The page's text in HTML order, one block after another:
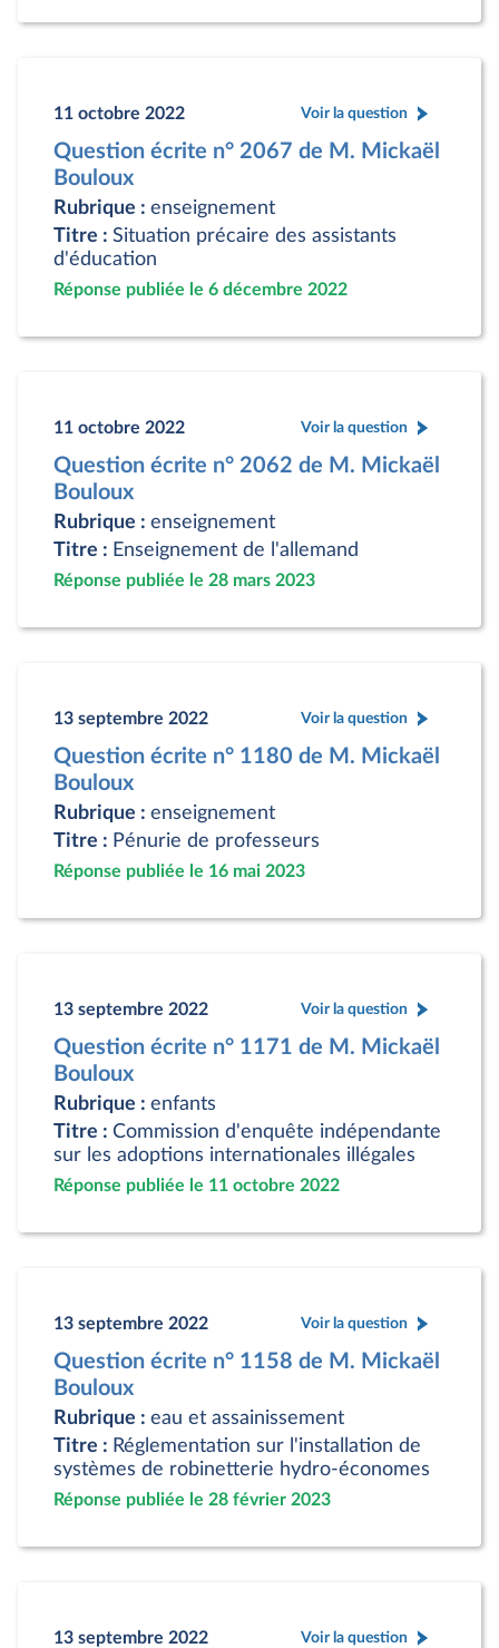
11 octobre 2022 Voir la question
Question écrite n° 2067 de M. Mickaël
Bouloux
Rubrique : enseignement
Titre : Situation précaire des assistants
d'éducation
Réponse publiée le 6 décembre 2022
11 octobre 2022 Voir la question
Question écrite n° 2062 de M. Mickaël
Bouloux
Rubrique : enseignement
Titre : Enseignement de l'allemand
Réponse publiée le 28 mars 2023
13 septembre 2022 Voir la question
Question écrite n° 1180 de M. Mickaël
Bouloux
Rubrique : enseignement
Titre : Pénurie de professeurs
Réponse publiée le 16 mai 2023
13 septembre 2022 Voir la question
Question écrite n° 1171 de M. Mickaël
Bouloux
Rubrique : enfants
Titre : Commission d'enquête indépendante
sur les adoptions internationales illégales
Réponse publiée le 11 octobre 2022
13 septembre 2022 Voir la question
Question écrite n° 1158 de M. Mickaël
Bouloux
Rubrique : eau et assainissement
Titre : Réglementation sur l'installation de
systèmes de robinetterie hydro-économes
Réponse publiée le 28 février 2023
13 septembre 2022 Voir la question